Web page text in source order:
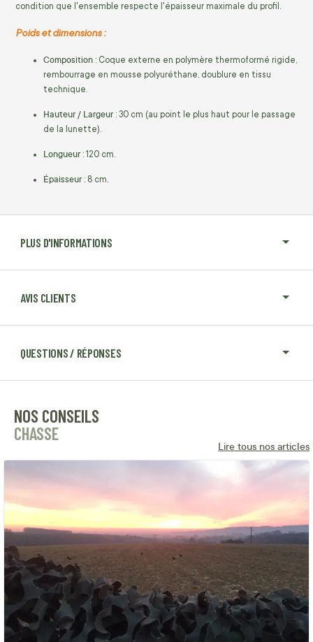
PLUS D'INFORMATIONS
AVIS CLIENTS
QUESTIONS / RÉPONSES
condition que l'ensemble respecte l'épaisseur maximale du profil.
Poids et dimensions :
Composition : Coque externe en polymère thermoformé rigide,
rembourrage en mousse polyuréthane, doublure en tissu
technique.
Hauteur / Largeur : 30 cm (au point le plus haut pour le passage
de la lunette).
Longueur : 120 cm.
Épaisseur : 8 cm.
NOS CONSEILS
CHASSE
Lire tous nos articles